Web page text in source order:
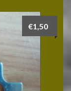
€1,50